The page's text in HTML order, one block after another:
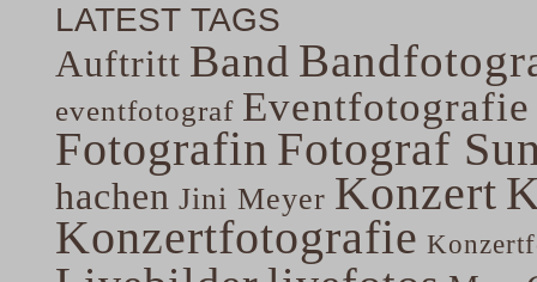
LATEST TAGS
Auftritt Band
eventfotograf Eventfotografie
Fotografin Fotograf
hachen Jini Meyer Konzert
Konzertfotografie